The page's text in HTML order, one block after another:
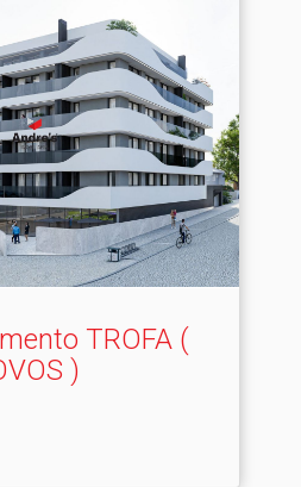
TROFA (
)